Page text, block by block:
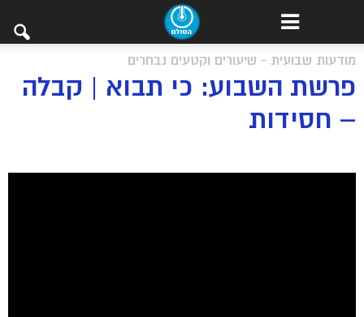
מודעות שבועית - שיעורים וקטעים נבחרים
פרשת השבוע: כי תבוא | קבלה
– חסידות